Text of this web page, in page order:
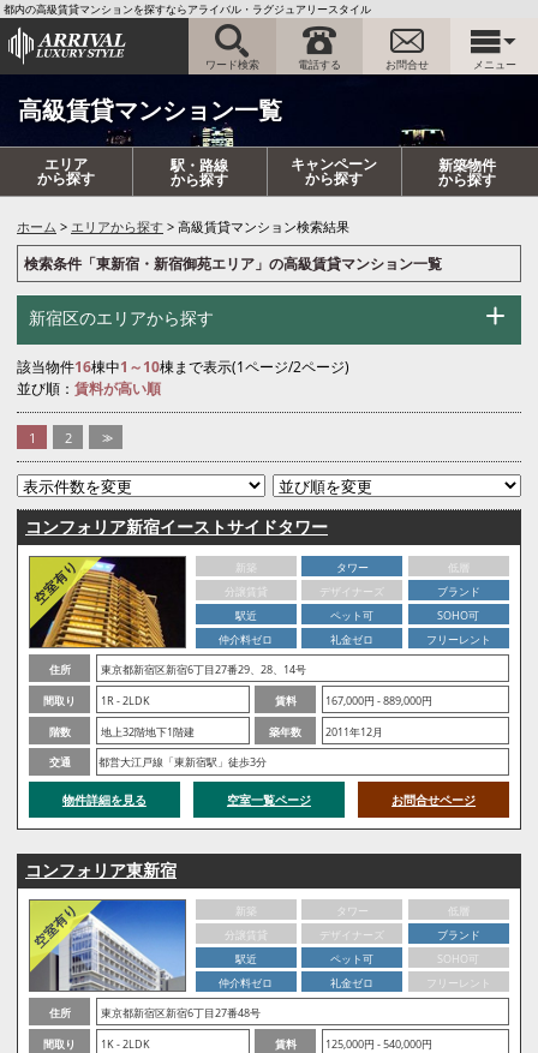
都内の高級賃貸マンションを探すならアライバル・ラグジュアリースタイル
ワード検索 電話する お問合せ メニュー
高級賃貸マンション一覧
エリア
から探す
駅・路線
から探す
キャンペーン
から探す
新築物件
から探す
ホーム エリアから探す 高級賃貸マンション検索結果
検索条件「東新宿・新宿御苑エリア」の高級賃貸マンション一覧
新宿区のエリアから探す
該当物件16棟中1～10棟まで表示(1ページ/2ページ)
並び順： 賃料が高い順
1 2 >>
コンフォリア新宿イーストサイドタワー
新築 タワー
低層
分譲賃貸
デザイナーズ
ブランド
駅近
ペット可
SOHO可
仲介料ゼロ
礼金ゼロ
フリーレント
住所
東京都新宿区新宿6丁目27番29、28、14号
間取り
1R - 2LDK 賃料
167,000円 - 889,000円
階数
地上32階地下1階建 築年数
2011年12月
交通
都営大江戸線「東新宿駅」徒歩3分
物件詳細を見る 空室一覧ページ お問合せページ
コンフォリア東新宿
新築 タワー
低層
分譲賃貸
デザイナーズ
ブランド
駅近
ペット可
SOHO可
仲介料ゼロ
礼金ゼロ
フリーレント
住所
東京都新宿区新宿6丁目27番48号
間取り
1K - 2LDK 賃料
125,000円 - 540,000円